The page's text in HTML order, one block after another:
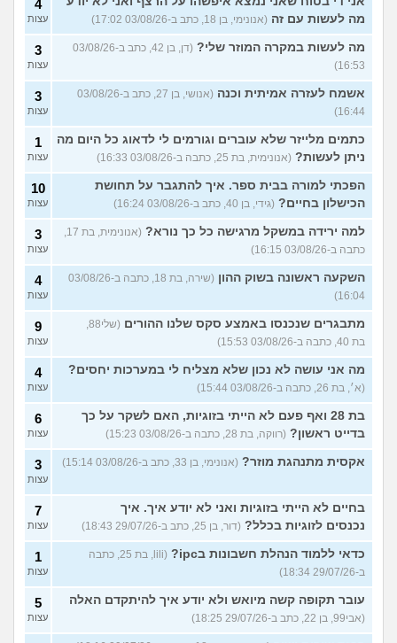
מה לעשות עם זה (אנונימי, בן 18, כתב ב-03/08/26 17:02)
4
עצות
מה לעשות במקרה המוזר שלי?
(דן, בן 42, כתב ב-03/08/26
16:53)
3
עצות
אשמח לעזרה אמיתית וכנה
(אנושי, בן 27, כתב ב-03/08/26
16:44)
3
עצות
כתמים מלייזר שלא עוברים וגורמים לי לדאוג כל היום מה
ניתן לעשות? (אנונימית, בת 25, כתבה ב-03/08/26 16:33)
1
עצות
הפכתי למורה בבית ספר. איך להתגבר על תחושת
הכישלון בחיים? (גידי, בן 40, כתב ב-03/08/26 16:24)
10
עצות
למה ירידה במשקל מרגישה כל כך נורא?
(אנונימית, בת 17,
כתבה ב-03/08/26 16:15)
3
עצות
השקעה ראשונה בשוק ההון
(שירה, בת 18, כתבה ב-03/08/26
16:04)
4
עצות
מתבגרים שנכנסו באמצע סקס שלנו ההורים
(שלי88,
בת 40, כתבה ב-03/08/26 15:53)
9
עצות
מה אני עושה לא נכון שלא מצליח לי במערכות יחסים?
(א׳, בת 26, כתבה ב-03/08/26 15:44)
4
עצות
בת 28 ואף פעם לא הייתי בזוגיות, האם לשקר על כך
בדייט ראשון? (רווקה, בת 28, כתבה ב-03/08/26 15:23)
6
עצות
אקסית מתנהגת מוזר? (אנונימי, בן 33, כתב ב-03/08/26 15:14) 3
עצות
בחיים לא הייתי בזוגיות ואני לא יודע איך. איך
נכנסים לזוגיות בכלל? (דור, בן 25, כתב ב-29/07/26 18:43)
7
עצות
כדאי ללמוד הנהלת חשבונות בipc?
(lili, בת 25, כתבה
ב-29/07/26 18:34)
1
עצות
עובר תקופה קשה מיואש ולא יודע איך להיתקדם האלה
(אבי99, בן 22, כתב ב-29/07/26 18:25)
5
עצות